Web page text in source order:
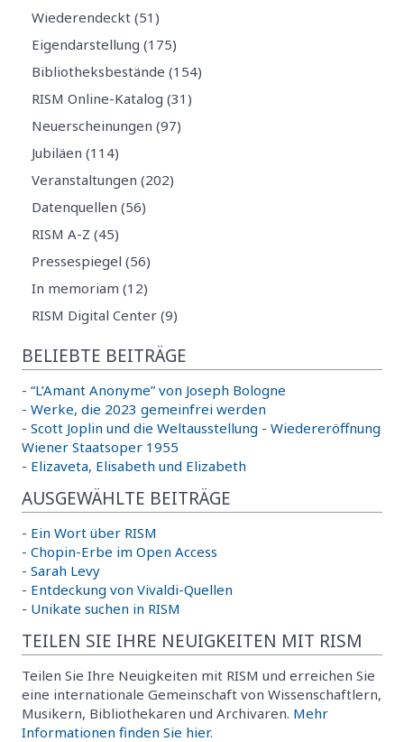
Wiederendeckt (51)
Eigendarstellung (175)
Bibliotheksbestände (154)
RISM Online-Katalog (31)
Neuerscheinungen (97)
Jubiläen (114)
Veranstaltungen (202)
Datenquellen (56)
RISM A-Z (45)
Pressespiegel (56)
In memoriam (12)
RISM Digital Center (9)
BELIEBTE BEITRÄGE
- “L’Amant Anonyme” von Joseph Bologne
- Werke, die 2023 gemeinfrei werden
- Scott Joplin und die Weltausstellung - Wiedereröffnung
Wiener Staatsoper 1955
- Elizaveta, Elisabeth und Elizabeth
AUSGEWÄHLTE BEITRÄGE
- Ein Wort über RISM
- Chopin-Erbe im Open Access
- Sarah Levy
- Entdeckung von Vivaldi-Quellen
- Unikate suchen in RISM
TEILEN SIE IHRE NEUIGKEITEN MIT RISM
Teilen Sie Ihre Neuigkeiten mit RISM und erreichen Sie
eine internationale Gemeinschaft von Wissenschaftlern,
Musikern, Bibliothekaren und Archivaren. Mehr
Informationen finden Sie hier.